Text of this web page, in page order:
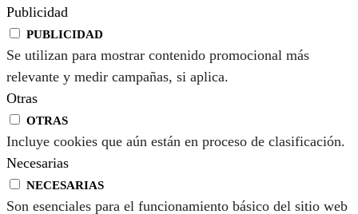
Publicidad
PUBLICIDAD
Se utilizan para mostrar contenido promocional más
relevante y medir campañas, si aplica.
Otras
OTRAS
Incluye cookies que aún están en proceso de clasificación.
Necesarias
NECESARIAS
Son esenciales para el funcionamiento básico del sitio web